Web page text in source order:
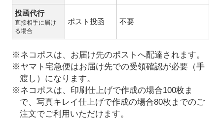
投函代行
直接相手に届け
る場合
ポスト投函 不要
※ネコポスは、お届け先のポストへ配達されます。
※ヤマト宅急便はお届け先での受領確認が必要（手
渡し）になります。
※ネコポスは、印刷仕上げで作成の場合100枚ま
で、写真キレイ仕上げで作成の場合80枚までのご
注文でご利用いただけます。